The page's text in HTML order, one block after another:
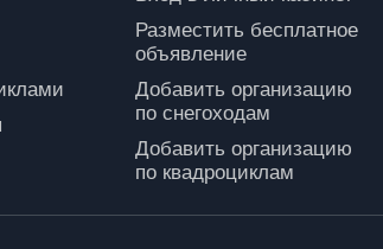
Разместить бесплатное
объявление
Добавить организацию
по снегоходам
Добавить организацию
по квадроциклам